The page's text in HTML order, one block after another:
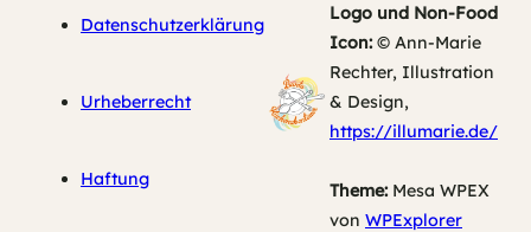
Datenschutzerklärung
Urheberrecht
Haftung
Logo und Non-Food
Icon:© Ann-Marie
Rechter, Illustration
& Design,
https://illumarie.de/
Theme:Mesa WPEX
von WPExplorer